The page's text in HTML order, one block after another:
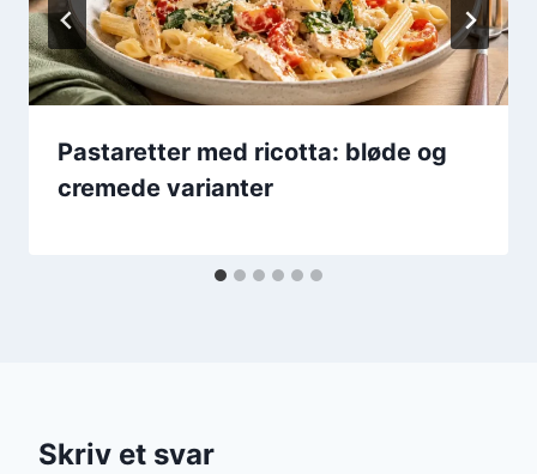
Pastaretter med ricotta: bløde og
cremede varianter
Skriv et svar